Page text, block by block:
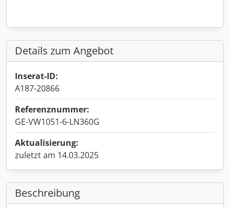
Details zum Angebot
Inserat-ID:
A187-20866
Referenznummer:
GE-VW1051-6-LN360G
Aktualisierung:
zuletzt am 14.03.2025
Beschreibung